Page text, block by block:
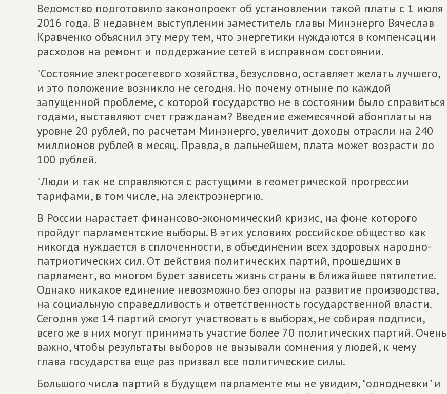
Ведомство подготовило законопроект об установлении такой платы с 1 июля
2016 года. В недавнем выступлении заместитель главы Минэнерго Вячеслав
Кравченко объяснил эту меру тем, что энергетики нуждаются в компенсации
расходов на ремонт и поддержание сетей в исправном состоянии.
"Состояние электросетевого хозяйства, безусловно, оставляет желать лучшего,
и это положение возникло не сегодня. Но почему отныне по каждой
запущенной проблеме, с которой государство не в состоянии было справиться
годами, выставляют счет гражданам? Введение ежемесячной абонплаты на
уровне 20 рублей, по расчетам Минэнерго, увеличит доходы отрасли на 240
миллионов рублей в месяц. Правда, в дальнейшем, плата может возрасти до
100 рублей.
"Люди и так не справляются с растущими в геометрической прогрессии
тарифами, в том числе, на электроэнергию.
В России нарастает финансово-экономический кризис, на фоне которого
пройдут парламентские выборы. В этих условиях российское общество как
никогда нуждается в сплоченности, в объединении всех здоровых народно-
патриотических сил. От действия политических партий, прошедших в
парламент, во многом будет зависеть жизнь страны в ближайшее пятилетие.
Однако никакое единение невозможно без опоры на развитие производства,
на социальную справедливость и ответственность государственной власти.
Сегодня уже 14 партий смогут участвовать в выборах, не собирая подписи,
всего же в них могут принимать участие более 70 политических партий. Очень
важно, чтобы результаты выборов не вызывали сомнения у людей, к чему
глава государства еще раз призвал все политические силы.
Большого числа партий в будущем парламенте мы не увидим, "однодневки" и